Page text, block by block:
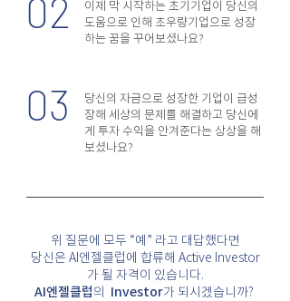
02
이제 막 시작하는 초기기업이 당신의
도움으로 인해 초우량기업으로 성장
하는 꿈을 꾸어보셨나요?
03
당신의 자금으로 성장한 기업이 급성
장해 세상의 문제를 해결하고 당신에
게 투자 수익을 안겨준다는 상상을 해
보셨나요?
위 질문에 모두 “예” 라고 대답했다면
당신은 AI엔젤클럽에 합류해 Active Investor
가 될 자격이 있습니다.
AI엔젤클럽의 Investor가 되시겠습니까?